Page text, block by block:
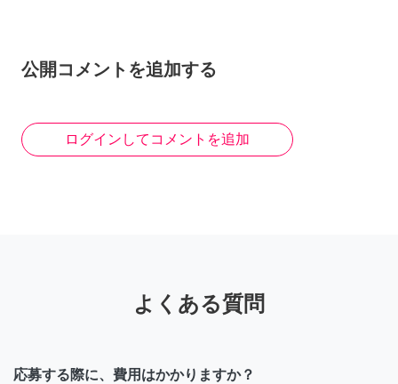
公開コメントを追加する
ログインしてコメントを追加
よくある質問
応募する際に、費用はかかりますか？